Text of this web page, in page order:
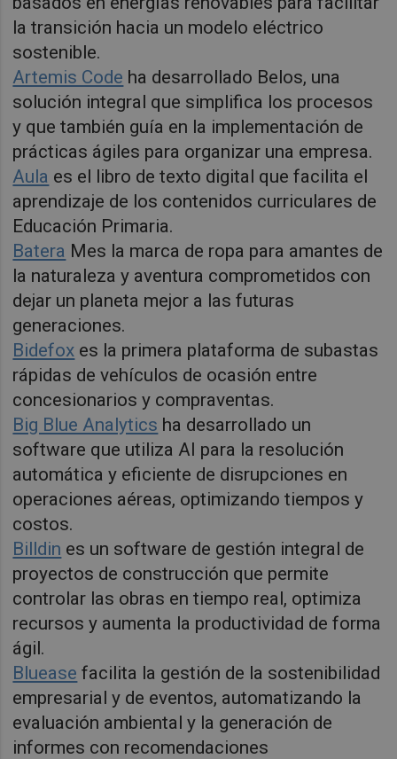
la transición hacia un modelo eléctrico
sostenible.
Artemis Code ha desarrollado Belos, una
solución integral que simplifica los procesos
y que también guía en la implementación de
prácticas ágiles para organizar una empresa.
Aula es el libro de texto digital que facilita el
aprendizaje de los contenidos curriculares de
Educación Primaria.
Batera Mes la marca de ropa para amantes de
la naturaleza y aventura comprometidos con
dejar un planeta mejor a las futuras
generaciones.
Bidefox es la primera plataforma de subastas
rápidas de vehículos de ocasión entre
concesionarios y compraventas.
Big Blue Analytics ha desarrollado un
software que utiliza AI para la resolución
automática y eficiente de disrupciones en
operaciones aéreas, optimizando tiempos y
costos.
Billdin es un software de gestión integral de
proyectos de construcción que permite
controlar las obras en tiempo real, optimiza
recursos y aumenta la productividad de forma
ágil.
Bluease facilita la gestión de la sostenibilidad
empresarial y de eventos, automatizando la
evaluación ambiental y la generación de
informes con recomendaciones